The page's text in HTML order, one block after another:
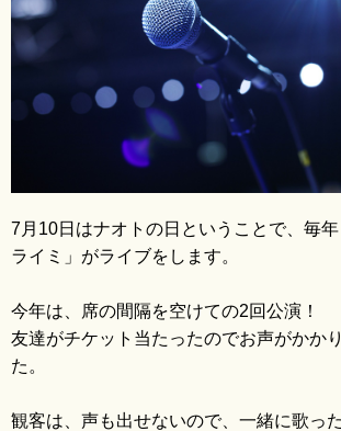
カラーパレット購入
ブログ
7月10日はナオトの日ということで、毎
ライミ」がライブをします。
今年は、席の間隔を空けての2回公演！
友達がチケット当たったのでお声がかか
た。
観客は、声も出せないので、一緒に歌っ